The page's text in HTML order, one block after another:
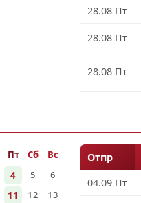
28.08 Пт
28.08 Пт
28.08 Пт
Пт Сб
Вс
4 5
6
11 12
13
Отпр
04.09 Пт